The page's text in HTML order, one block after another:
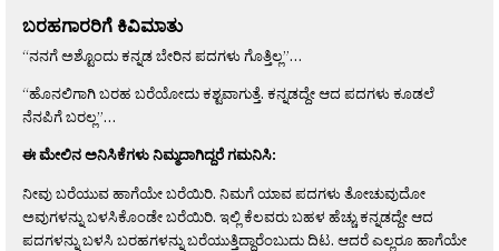
ಬರಹಗಾರರಿಗೆ ಕಿವಿಮಾತು
“ನನಗೆ ಅಶ್ಟೊಂದು ಕನ್ನಡ ಬೇರಿನ ಪದಗಳು ಗೊತ್ತಿಲ್ಲ”…
“ಹೊನಲಿಗಾಗಿ ಬರಹ ಬರೆಯೋದು ಕಶ್ಟವಾಗುತ್ತೆ. ಕನ್ನಡದ್ದೇ ಆದ ಪದಗಳು ಕೂಡಲೆ
ನೆನಪಿಗೆ ಬರಲ್ಲ”…
ಈ ಮೇಲಿನ ಅನಿಸಿಕೆಗಳು ನಿಮ್ಮದಾಗಿದ್ದರೆ ಗಮನಿಸಿ:
ನೀವು ಬರೆಯುವ ಹಾಗೆಯೇ ಬರೆಯಿರಿ. ನಿಮಗೆ ಯಾವ ಪದಗಳು ತೋಚುವುದೋ
ಅವುಗಳನ್ನು ಬಳಸಿಕೊಂಡೇ ಬರೆಯಿರಿ. ಇಲ್ಲಿ ಕೆಲವರು ಬಹಳ ಹೆಚ್ಚು ಕನ್ನಡದ್ದೇ ಆದ
ಪದಗಳನ್ನು ಬಳಸಿ ಬರಹಗಳನ್ನು ಬರೆಯುತ್ತಿದ್ದಾರೆಂಬುದು ದಿಟ. ಆದರೆ ಎಲ್ಲರೂ ಹಾಗೆಯೇ